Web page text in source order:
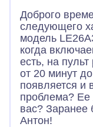
Доброго
следующего
модель
когда
есть, на
от 20 минут
появляется и
проблема? Ее
вас? Заранее
Антон!